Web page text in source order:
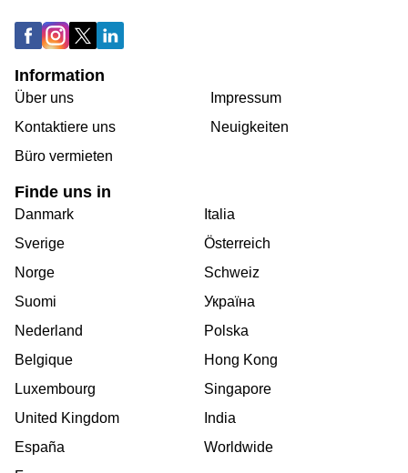
Information
Über uns
Kontaktiere uns
Büro vermieten
Impressum
Neuigkeiten
Finde uns in
Danmark
Sverige
Norge
Suomi
Nederland
Belgique
Luxembourg
United Kingdom
España
Italia
Österreich
Schweiz
Україна
Polska
Hong Kong
Singapore
India
Worldwide